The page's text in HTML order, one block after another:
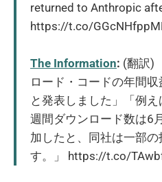
returned to Anthropic
https://t.co/
The Information: (翻訳)
ロード・コードの年間
と発表しました」「例
週間ダウンロード数は6
加したと、同社は一部
す。」 https://t.co/